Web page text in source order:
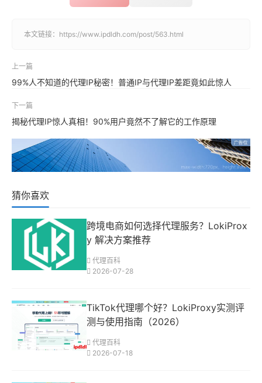
本文链接： https://www.ipdldh.com/post/563.html
上一篇
99%人不知道的代理IP秘密！普通IP与代理IP差距竟如此惊人
下一篇
揭秘代理IP惊人真相！90%用户竟然不了解它的工作原理
猜你喜欢
跨境电商如何选择代理服务？LokiProx
y 解决方案推荐
代理百科
2026-07-28
TikTok代理哪个好？LokiProxy实测评
测与使用指南（2026）
代理百科
2026-07-18